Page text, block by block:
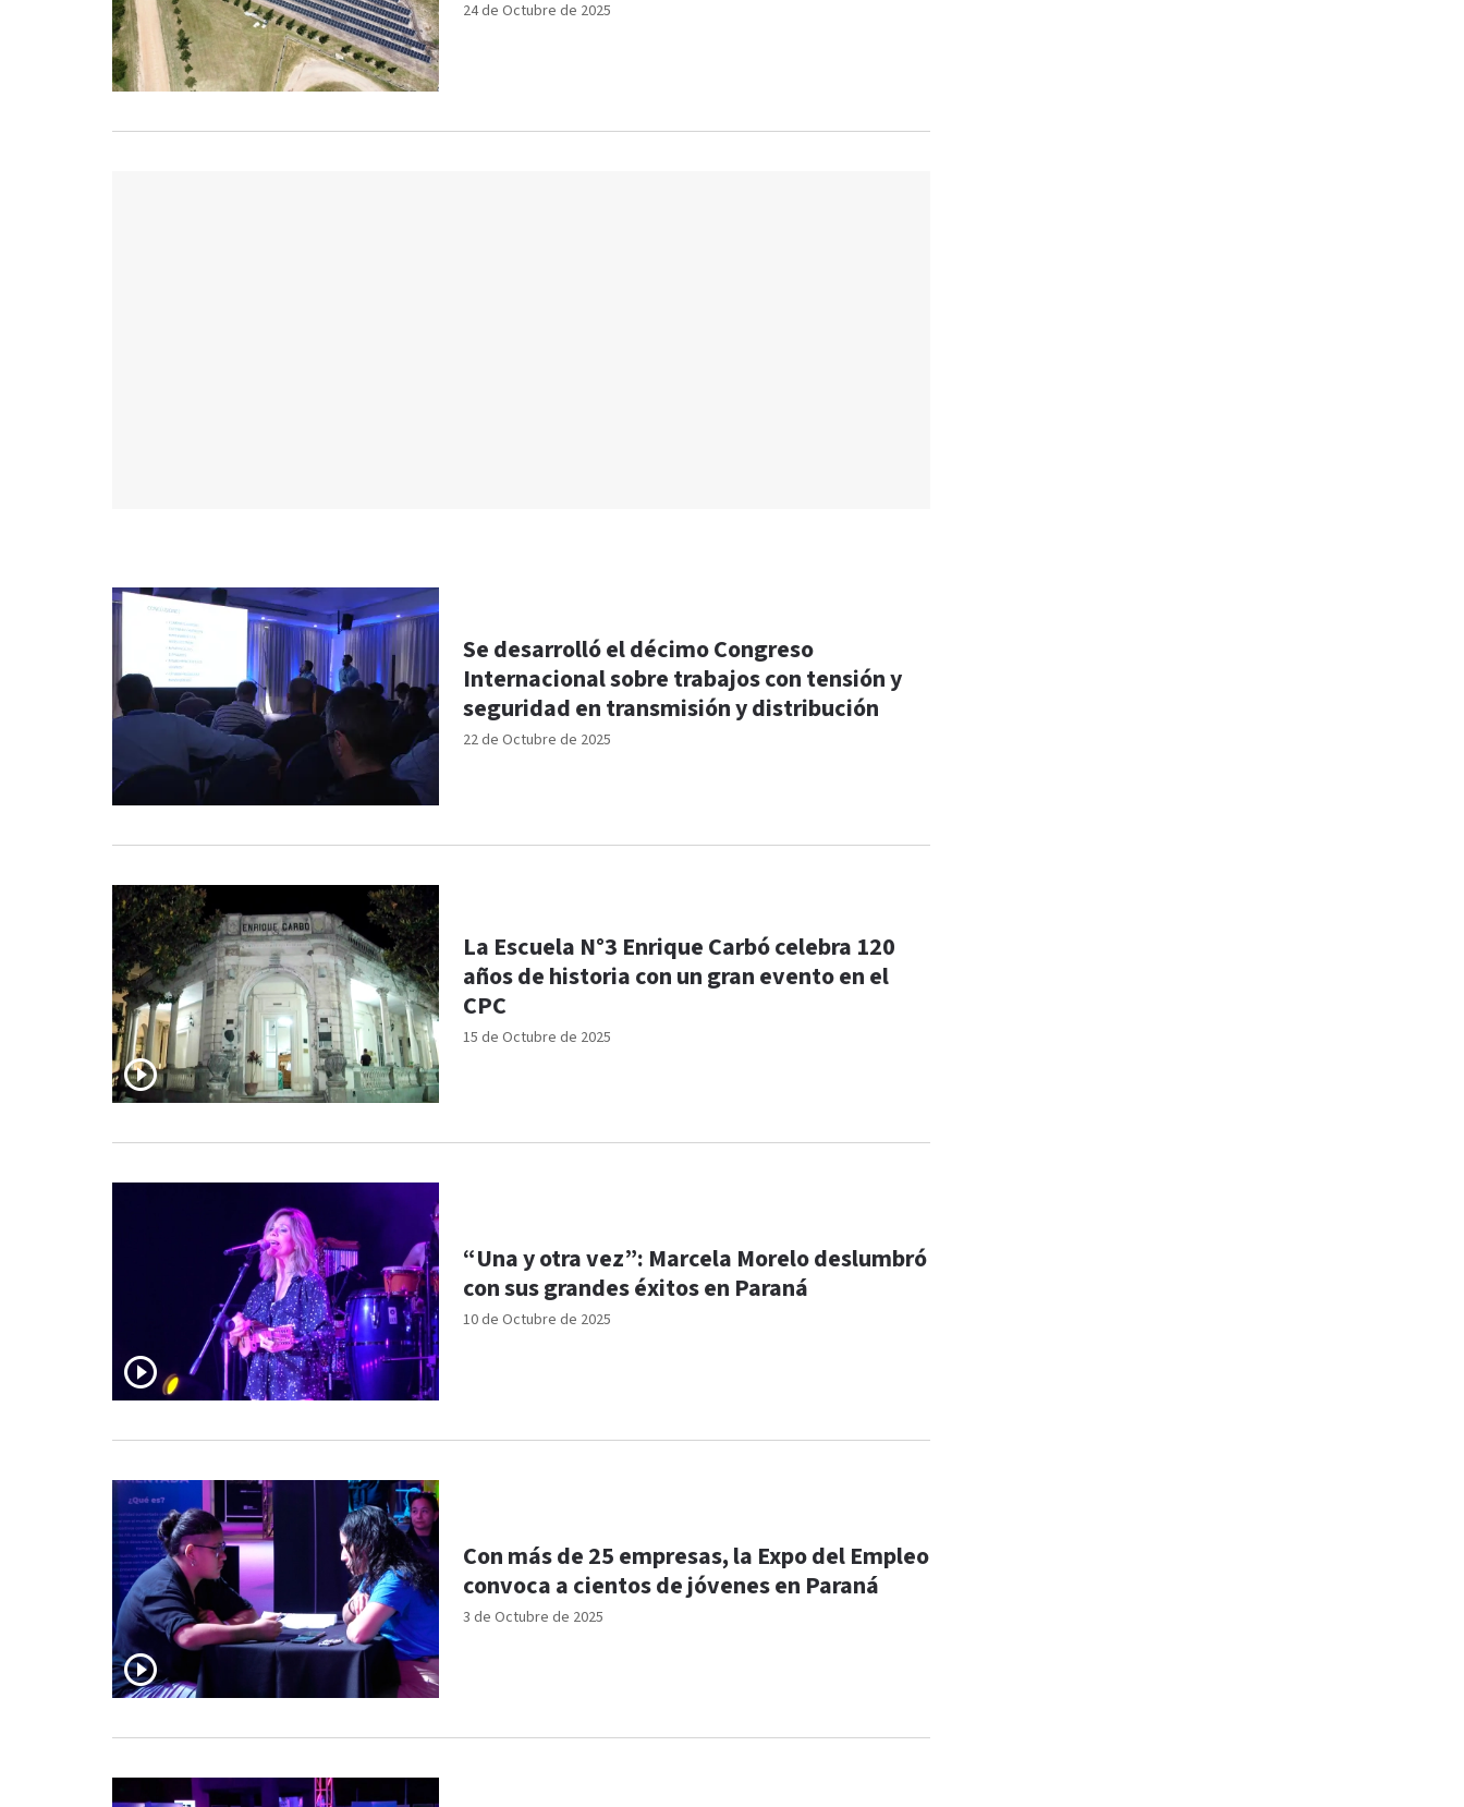
24 de Octubre de 2025
22 de Octubre de 2025
Se desarrolló el décimo Congreso
Internacional sobre trabajos con tensión y
seguridad en transmisión y distribución
15 de Octubre de 2025
La Escuela N°3 Enrique Carbó celebra 120
años de historia con un gran evento en el
CPC
10 de Octubre de 2025
“Una y otra vez”: Marcela Morelo deslumbró
con sus grandes éxitos en Paraná
3 de Octubre de 2025
Con más de 25 empresas, la Expo del Empleo
convoca a cientos de jóvenes en Paraná